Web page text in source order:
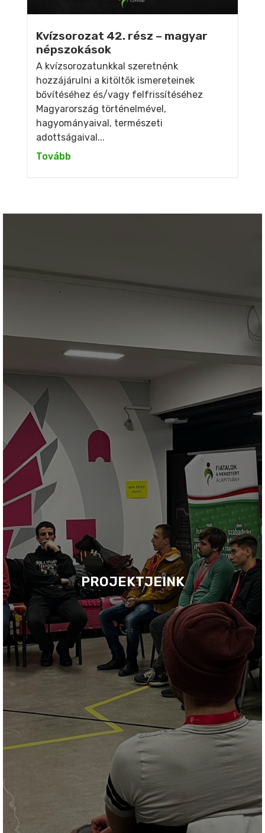
Kvízsorozat 42. rész – magyar
népszokások
A kvízsorozatunkkal szeretnénk
hozzájárulni a kitöltők ismereteinek
bővítéséhez és/vagy felfrissítéséhez
Magyarország történelmével,
hagyományaival, természeti
adottságaival...
Tovább
PROJEKTJEINK